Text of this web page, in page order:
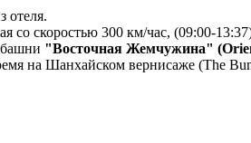
отеля.
со скоростью 300 км/час, (09:00-
"Восточная Жемчужина"
на Шанхайском вернисаже (The